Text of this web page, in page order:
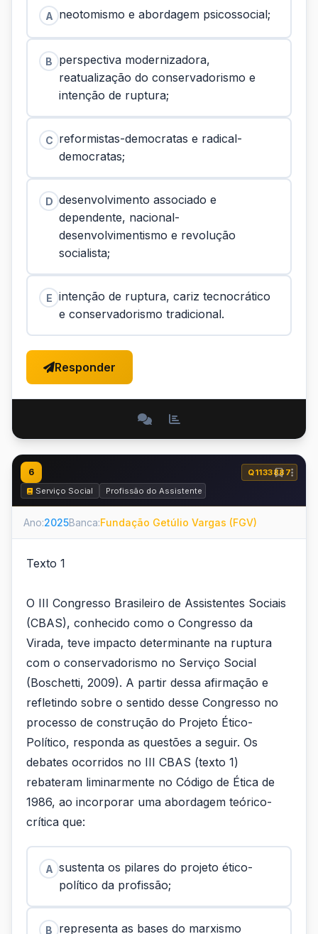
A neotomismo e abordagem psicossocial;
B
perspectiva modernizadora,
reatualização do conservadorismo e
intenção de ruptura;
C reformistas-democratas e radical-
democratas;
D desenvolvimento associado e
dependente, nacional-
desenvolvimentismo e revolução
socialista;
E intenção de ruptura, cariz tecnocrático
e conservadorismo tradicional.
Responder
6
Q1133887
Serviço Social
Profissão do Assistente Social e o Código de Ética
Ano:2025Banca:Fundação Getúlio Vargas (FGV)
Texto 1
O III Congresso Brasileiro de Assistentes Sociais
(CBAS), conhecido como o Congresso da
Virada, teve impacto determinante na ruptura
com o conservadorismo no Serviço Social
(Boschetti, 2009). A partir dessa afirmação e
refletindo sobre o sentido desse Congresso no
processo de construção do Projeto Ético-
Político, responda as questões a seguir. Os
debates ocorridos no III CBAS (texto 1)
rebateram liminarmente no Código de Ética de
1986, ao incorporar uma abordagem teórico-
crítica que:
A sustenta os pilares do projeto ético-
político da profissão;
B representa as bases do marxismo